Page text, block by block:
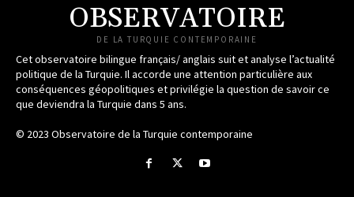
OBSERVATOIRE
DE LA TURQUIE CONTEMPORAINE
Cet observatoire bilingue français/ anglais suit et analyse l’actualité
politique de la Turquie. Il accorde une attention particulière aux
conséquences géopolitiques et privilégie la question de savoir ce
que deviendra la Turquie dans 5 ans.
© 2023 Observatoire de la Turquie contemporaine